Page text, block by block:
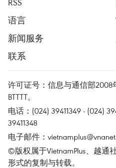
RSS
语言
新闻服务
联系
许可证号：信息与通信部2008
BTTTT。
电话：(024) 39411349 - (024)
39411348
电子邮件：
©版权属于VietnamPlus、越通
形式的复制与转载。